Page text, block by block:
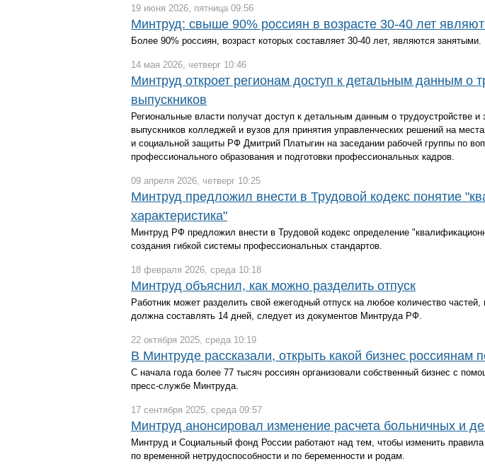
19 июня 2026, пятница 09:56
Минтруд: свыше 90% россиян в возрасте 30-40 лет
Более 90% россиян, возраст которых составляет 30-40 лет, являются занятыми.
14 мая 2026, четверг 10:46
Минтруд откроет регионам доступ к детальным данным о
выпускников
Региональные власти получат доступ к детальным данным о трудоустройстве и
выпускников колледжей и вузов для принятия управленческих решений на
и социальной защиты РФ Дмитрий Платыгин на заседании рабочей группы по
профессионального образования и подготовки профессиональных кадров.
09 апреля 2026, четверг 10:25
Минтруд предложил внести в Трудовой кодекс понятие
характеристика"
Минтруд РФ предложил внести в Трудовой кодекс определение
создания гибкой системы профессиональных стандартов.
18 февраля 2026, среда 10:18
Минтруд объяснил, как можно разделить отпуск
Работник может разделить свой ежегодный отпуск на любое количество частей,
должна составлять 14 дней, следует из документов Минтруда РФ.
22 октября 2025, среда 10:19
В Минтруде рассказали, открыть какой бизнес россиянам
С начала года более 77 тысяч россиян организовали собственный бизнес с
пресс-службе Минтруда.
17 сентября 2025, среда 09:57
Минтруд анонсировал изменение расчета больничных и
Минтруд и Социальный фонд России работают над тем, чтобы изменить правила
по временной нетрудоспособности и по беременности и родам.